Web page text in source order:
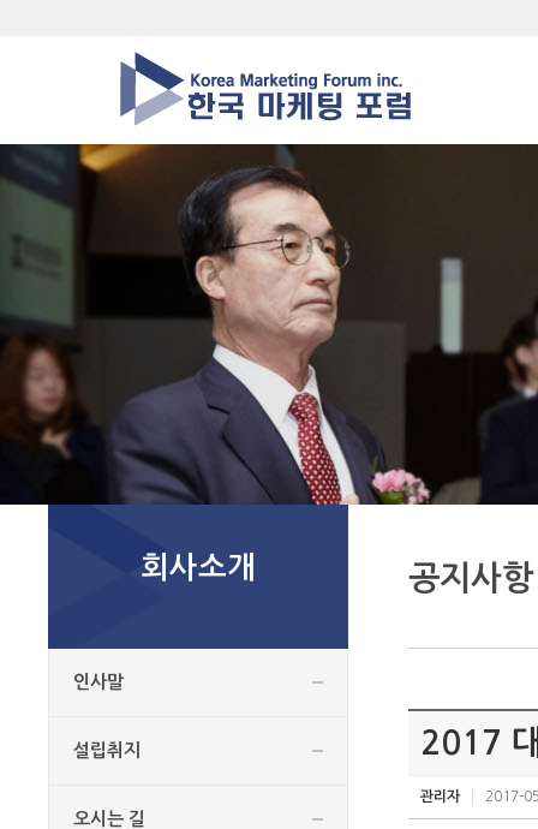
회사소개
인사말
설립취지
오시는 길
공지사항
2017
관리자 2017-